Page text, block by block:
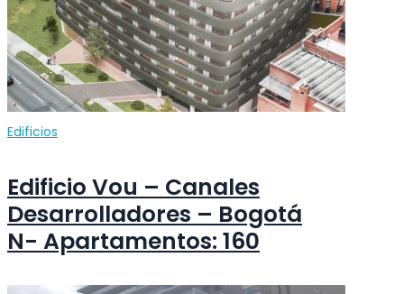
Edificios
Edificio Vou – Canales
Desarrolladores – Bogotá
N- Apartamentos: 160